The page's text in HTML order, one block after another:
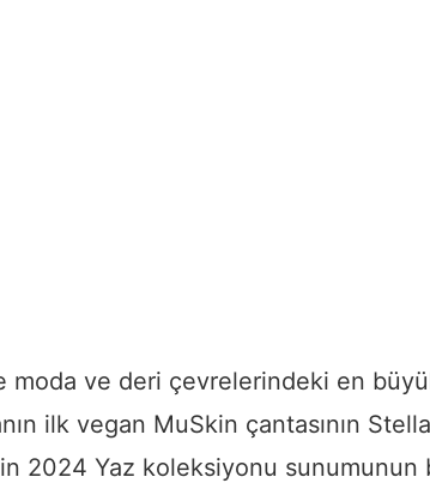
moda ve deri çevrelerindeki en
ilk vegan MuSkin çantasının Stella
2024 Yaz koleksiyonu sunumunun